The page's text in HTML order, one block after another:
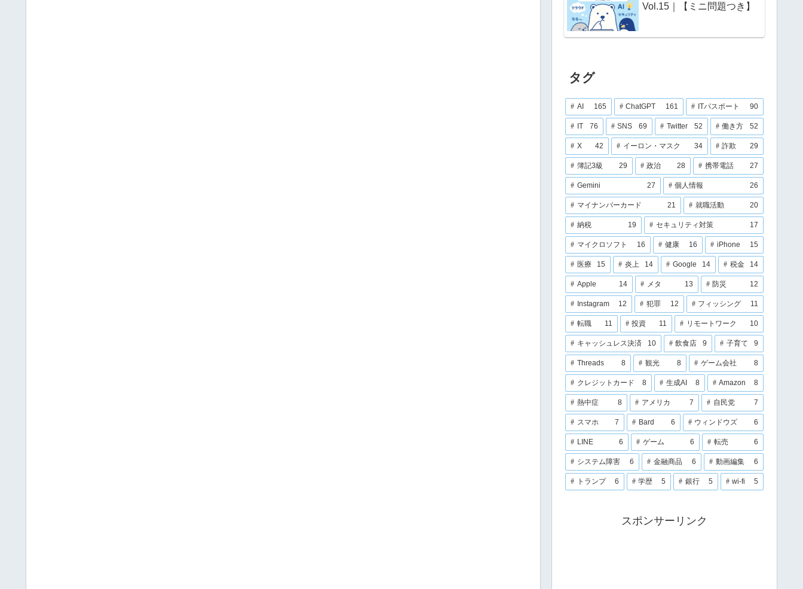
Vol.15｜【ミニ問題つき】
タグ
AI 165 ChatGPT 161 ITパスポート 90
IT 76 SNS 69 Twitter 52 働き方 52
X 42 イーロン・マスク 34 詐欺 29
簿記3級 29 政治 28 携帯電話 27
Gemini 27 個人情報 26
マイナンバーカード 21 就職活動 20
納税 19 セキュリティ対策 17
マイクロソフト 16 健康 16 iPhone 15
医療 15 炎上 14 Google 14 税金 14
Apple 14 メタ 13 防災 12
Instagram 12 犯罪 12 フィッシング 11
転職 11 投資 11 リモートワーク 10
キャッシュレス決済 10 飲食店 9 子育て 9
Threads 8 観光 8 ゲーム会社 8
クレジットカード 8 生成AI 8 Amazon 8
熱中症 8 アメリカ 7 自民党 7
スマホ 7 Bard 6 ウィンドウズ 6
LINE 6 ゲーム 6 転売 6
システム障害 6 金融商品 6 動画編集 6
トランプ 6 学歴 5 銀行 5 wi-fi 5
スポンサーリンク